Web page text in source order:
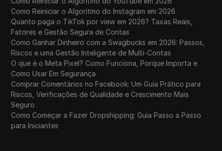
Como Reiniciar o Algoritmo do Instagram em 2026
Quanto paga o TikTok por view em 2026? Taxas Reais,
Fatores e Gestão Segura de Contas
Como Ganhar Dinheiro com a Swagbucks em 2026: Passos,
Riscos e uma Gestão Inteligente de Multi-Contas
O que é o Meta Pixel? Como Funciona, Porque Importa e
Como Usar Em Segurança
Comprar Comentários no Facebook: Um Guia Prático para
Riscos, Verificações de Qualidade e Crescimento Mais
Seguro
Como Começar a Fazer Dropshipping: Guia Passo a Passo
para Iniciantes